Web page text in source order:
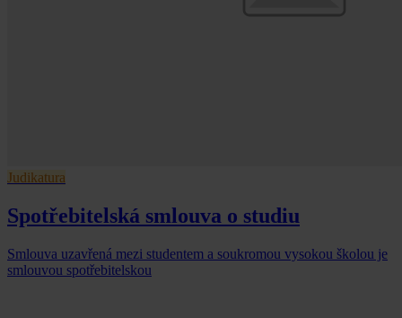
Judikatura
Spotřebitelská smlouva o studiu
Smlouva uzavřená mezi studentem a soukromou vysokou školou je
smlouvou spotřebitelskou